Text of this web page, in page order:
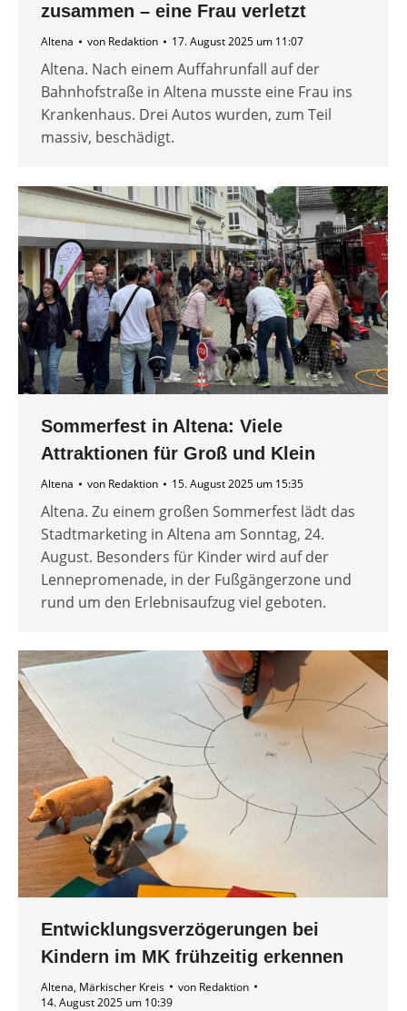
zusammen – eine Frau verletzt
Altena von Redaktion 17. August 2025 um 11:07
Altena. Nach einem Auffahrunfall auf der
Bahnhofstraße in Altena musste eine Frau ins
Krankenhaus. Drei Autos wurden, zum Teil
massiv, beschädigt.
Sommerfest in Altena: Viele
Attraktionen für Groß und Klein
Altena von Redaktion 15. August 2025 um 15:35
Altena. Zu einem großen Sommerfest lädt das
Stadtmarketing in Altena am Sonntag, 24.
August. Besonders für Kinder wird auf der
Lennepromenade, in der Fußgängerzone und
rund um den Erlebnisaufzug viel geboten.
Entwicklungsverzögerungen bei
Kindern im MK frühzeitig erkennen
Altena, Märkischer Kreis von Redaktion
14. August 2025 um 10:39